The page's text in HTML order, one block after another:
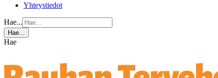
Yhteystiedot
Hae...
Hae...
Hae